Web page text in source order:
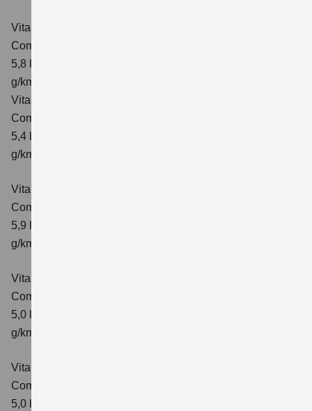
Vitara 1.4 BOOSTERJET HYBRID ALLGRIP AT
Comfort
5,8 l/100 km; kombinierter Wert der CO₂-Emission: 137
g/km; CO₂-Klasse: E
Vitara 1.4 BOOSTERJET HYBRID ALLGRIP
Comfort+ Verbrauchswerte: kombinierter Energieverbrauch
5,4 l/100km; kombinierter Wert der CO₂-Emission: 129
g/km; CO₂-Klasse: D
Vitara 1.4 BOOSTERJET HYBRID ALLGRIP AT
Comfort+
5,9 l/100 km; kombinierter Wert der CO₂-Emission: 138
g/km; CO₂-Klasse: E
Vitara 1.5 DUALJET HYBRID AGS
Comfort
5,0 l/100km; kombinierter Wert der CO₂-Emission: 113
g/km; CO₂-Klasse: C
Vitara 1.5 DUALJET HYBRID AGS
Comfort+
5,0 l/100km; kombinierter Wert der CO₂-Emission: 114